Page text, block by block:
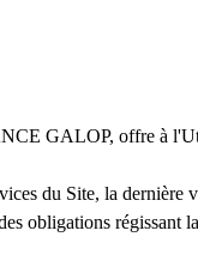
GALOP, offre à
du Site, la
obligations